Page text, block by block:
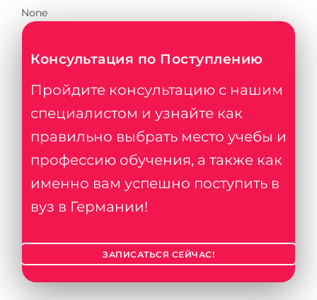
None
Консультация по Поступлению
Пройдите консультацию с нашим
специалистом и узнайте как
правильно выбрать место учебы и
профессию обучения, а также как
именно вам успешно поступить в
вуз в Германии!
ЗАПИСАТЬСЯ СЕЙЧАС!